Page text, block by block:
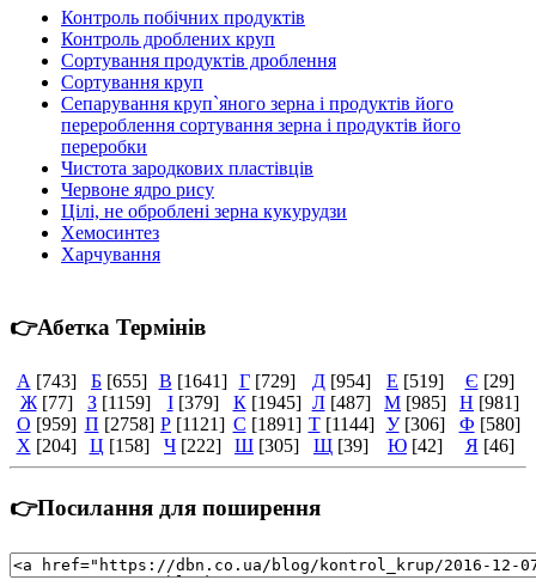
Контроль побічних продуктів
Контроль дроблених круп
Сортування продуктів дроблення
Сортування круп
Сепарування круп`яного зерна і продуктів його
перероблення сортування зерна і продуктів його
переробки
Чистота зародкових пластівців
Червоне ядро рису
Цілі, не оброблені зерна кукурудзи
Хемосинтез
Харчування
👉Абетка Термінів
А [743] Б [655] В [1641] Г [729] Д [954] Е [519] Є [29]
Ж [77] З [1159] І [379] К [1945] Л [487] М [985] Н [981]
О [959] П [2758] Р [1121] С [1891] Т [1144] У [306] Ф [580]
Х [204] Ц [158] Ч [222] Ш [305] Щ [39] Ю [42] Я [46]
👉Посилання для поширення